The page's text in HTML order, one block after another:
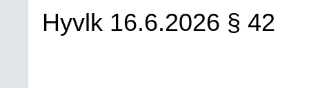
Hyvlk 16.6.2026 § 42